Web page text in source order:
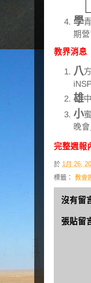
學
期
教界消息
八
雄
小
晚會
完整週報
於 1月 26,
標籤： 教會
沒有留
張貼留